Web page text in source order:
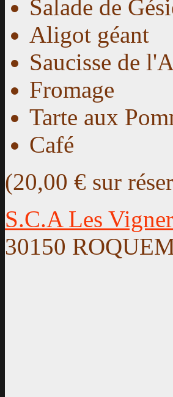
Salade de
Aligot géant
Saucisse de
Fromage
Tarte aux
Café
(20,00 € sur
S.C.A Les
30150